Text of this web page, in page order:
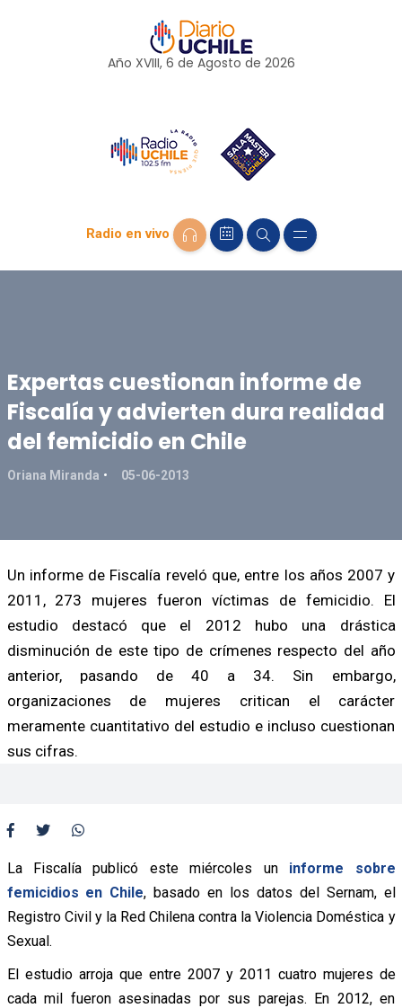
Año XVIII, 6 de Agosto de 2026
Radio en vivo
Expertas cuestionan informe de
Fiscalía y advierten dura realidad
del femicidio en Chile
Oriana Miranda 05-06-2013
Un informe de Fiscalía reveló que, entre los años 2007 y
2011, 273 mujeres fueron víctimas de femicidio. El
estudio destacó que el 2012 hubo una drástica
disminución de este tipo de crímenes respecto del año
anterior, pasando de 40 a 34. Sin embargo,
organizaciones de mujeres critican el carácter
meramente cuantitativo del estudio e incluso cuestionan
sus cifras.
La Fiscalía publicó este miércoles un informe sobre
femicidios en Chile, basado en los datos del Sernam, el
Registro Civil y la Red Chilena contra la Violencia Doméstica y
Sexual.
El estudio arroja que entre 2007 y 2011 cuatro mujeres de
cada mil fueron asesinadas por sus parejas. En 2012, en